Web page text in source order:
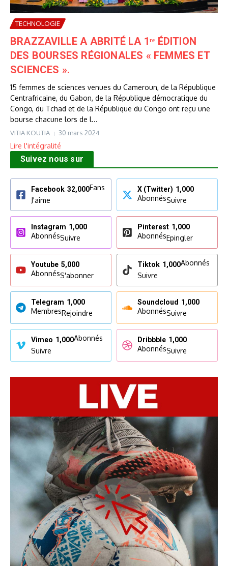
TECHNOLOGIE
BRAZZAVILLE A ABRITÉ LA 1ʳᵉ ÉDITION
DES BOURSES RÉGIONALES « FEMMES ET
SCIENCES ».
15 femmes de sciences venues du Cameroun, de la République
Centrafricaine, du Gabon, de la République démocratique du
Congo, du Tchad et de la République du Congo ont reçu une
bourse chacune lors de l...
VITIA KOUTIA 30 mars 2024
Lire l'intégralité
Suivez nous sur
Facebook 32,000Fans
J'aime
X (Twitter) 1,000
AbonnésSuivre
Instagram 1,000
AbonnésSuivre
Pinterest 1,000
AbonnésEpingler
Youtube 5,000
AbonnésS'abonner
Tiktok 1,000Abonnés
Suivre
Telegram 1,000
MembresRejoindre
Soundcloud 1,000
AbonnésSuivre
Vimeo 1,000Abonnés
Suivre
Dribbble 1,000
AbonnésSuivre